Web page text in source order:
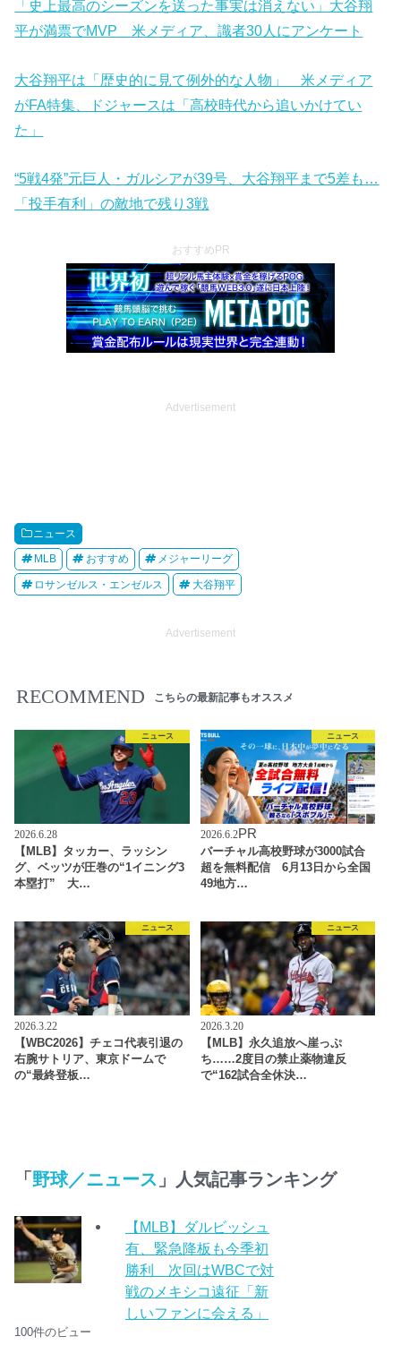
「史上最高のシーズンを送った事実は消えない」大谷翔
平が満票でMVP 米メディア、識者30人にアンケート
大谷翔平は「歴史的に見て例外的な人物」 米メディア
がFA特集、ドジャースは「高校時代から追いかけてい
た」
“5戦4発”元巨人・ガルシアが39号、大谷翔平まで5差も…
「投手有利」の敵地で残り3戦
おすすめPR
Advertisement
ニュース
MLB おすすめ メジャーリーグ
ロサンゼルス・エンゼルス 大谷翔平
Advertisement
RECOMMEND こちらの最新記事もオススメ
ニュース
2026.6.28
【MLB】タッカー、ラッシン
グ、ベッツが圧巻の“1イニング3
本塁打” 大…
ニュース
2026.6.2PR
バーチャル高校野球が3000試合
超を無料配信 6月13日から全国
49地方…
ニュース
2026.3.22
【WBC2026】チェコ代表引退の
右腕サトリア、東京ドームで
の“最終登板…
ニュース
2026.3.20
【MLB】永久追放へ崖っぷ
ち……2度目の禁止薬物違反
で“162試合全休決…
「野球／ニュース 」人気記事ランキング
【MLB】ダルビッシュ
有、緊急降板も今季初
勝利 次回はWBCで対
戦のメキシコ遠征「新
しいファンに会える」
100件のビュー